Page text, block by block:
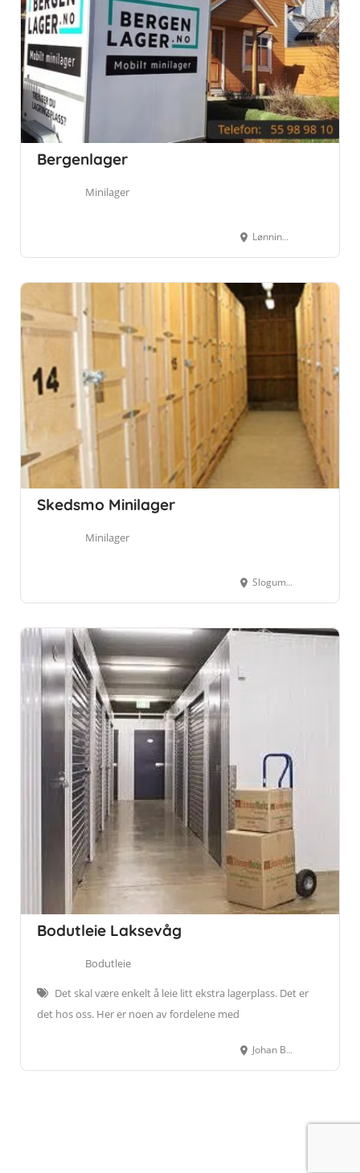
Bergenlager
Minilager
Lønningsflaten 26, 5258 Blomsterdalen
Skedsmo Minilager
Minilager
Slogumveien 99, 2015 Leirsund
Bodutleie Laksevåg
Bodutleie
Det skal være enkelt å leie litt ekstra lagerplass. Det er
det hos oss. Her er noen av fordelene med
Johan Berentsensvei 65, 5161 Laksevåg